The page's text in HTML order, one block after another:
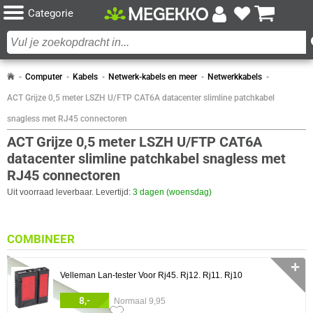
Categorie
Computer Kabels Netwerk-kabels en meer Netwerkkabels
ACT Grijze 0,5 meter LSZH U/FTP CAT6A datacenter slimline patchkabel
snagless met RJ45 connectoren
ACT Grijze 0,5 meter LSZH U/FTP CAT6A
datacenter slimline patchkabel snagless met
RJ45 connectoren
Uit voorraad leverbaar. Levertijd: 3 dagen (woensdag)
COMBINEER
Velleman Lan-tester Voor Rj45. Rj12. Rj11. Rj10
8,- Normaal 9,95
✛